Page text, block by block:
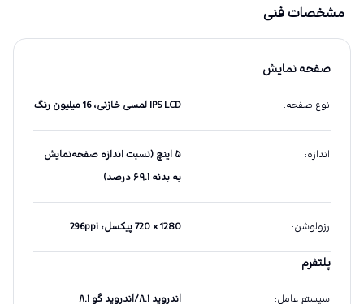
مشخصات فنی
صفحه نمایش
نوع صفحه: IPS LCD لمسی خازنی، 16 میلیون رنگ
اندازه:
۵ اینچ (نسبت اندازه صفحه‌نمایش
به بدنه ۶۹.۱ درصد)
رزولوشن: 1280 × 720 پیکسل، 296ppi
پلتفرم
سیستم عامل: اندروید ۸.۱/اندروید گو ۸.۱